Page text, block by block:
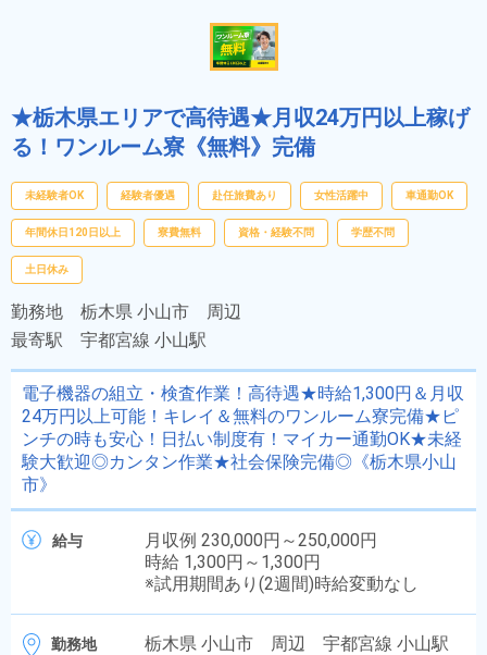
★栃木県エリアで高待遇★月収24万円以上稼げ
る！ワンルーム寮《無料》完備
未経験者OK 経験者優遇 赴任旅費あり 女性活躍中 車通勤OK
年間休日120日以上 寮費無料 資格・経験不問 学歴不問
土日休み
勤務地 栃木県 小山市 周辺
最寄駅 宇都宮線 小山駅
電子機器の組立・検査作業！高待遇★時給1,300円＆月収
24万円以上可能！キレイ＆無料のワンルーム寮完備★ピ
ンチの時も安心！日払い制度有！マイカー通勤OK★未経
験大歓迎◎カンタン作業★社会保険完備◎《栃木県小山
市》
給与
月収例 230,000円～250,000円
時給 1,300円～1,300円
※試用期間あり(2週間)時給変動なし
勤務地 栃木県 小山市 周辺 宇都宮線 小山駅